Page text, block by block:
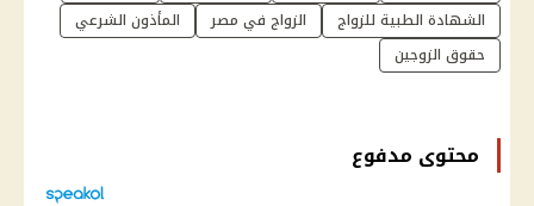
الشهادة الطبية للزواج
الزواج في مصر
المأذون الشرعي
حقوق الزوجين
محتوى مدفوع